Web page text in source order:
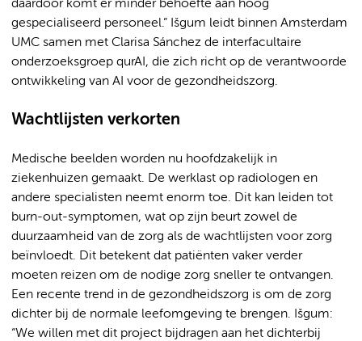
daardoor komt er minder behoefte aan hoog
gespecialiseerd personeel.” Išgum leidt binnen Amsterdam
UMC samen met Clarisa Sánchez de interfacultaire
onderzoeksgroep qurAI, die zich richt op de verantwoorde
ontwikkeling van AI voor de gezondheidszorg.
Wachtlijsten verkorten
Medische beelden worden nu hoofdzakelijk in
ziekenhuizen gemaakt. De werklast op radiologen en
andere specialisten neemt enorm toe. Dit kan leiden tot
burn-out-symptomen, wat op zijn beurt zowel de
duurzaamheid van de zorg als de wachtlijsten voor zorg
beïnvloedt. Dit betekent dat patiënten vaker verder
moeten reizen om de nodige zorg sneller te ontvangen.
Een recente trend in de gezondheidszorg is om de zorg
dichter bij de normale leefomgeving te brengen. Išgum:
“We willen met dit project bijdragen aan het dichterbij